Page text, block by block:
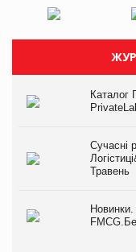
Каталог
Сучасні
Травень
Новинки.